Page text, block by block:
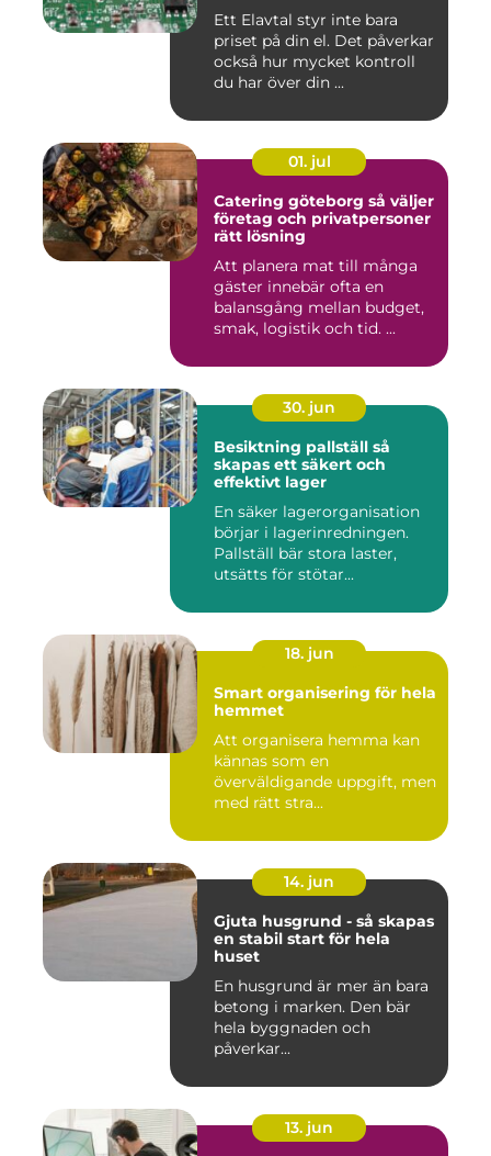
Ett Elavtal styr inte bara
priset på din el. Det påverkar
också hur mycket kontroll
du har över din ...
01. jul
Catering göteborg så väljer
företag och privatpersoner
rätt lösning
Att planera mat till många
gäster innebär ofta en
balansgång mellan budget,
smak, logistik och tid. ...
30. jun
Besiktning pallställ så
skapas ett säkert och
effektivt lager
En säker lagerorganisation
börjar i lagerinredningen.
Pallställ bär stora laster,
utsätts för stötar...
18. jun
Smart organisering för hela
hemmet
Att organisera hemma kan
kännas som en
överväldigande uppgift, men
med rätt stra...
14. jun
Gjuta husgrund - så skapas
en stabil start för hela
huset
En husgrund är mer än bara
betong i marken. Den bär
hela byggnaden och
påverkar...
13. jun